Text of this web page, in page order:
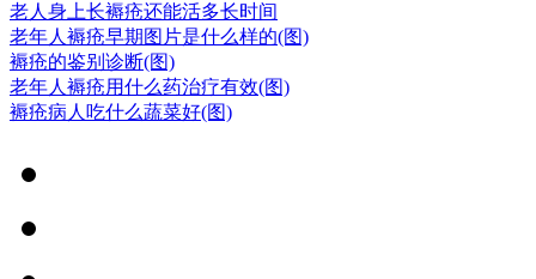
研究与治疗近二十
年，在理论上提出
了褥疮病理实质
为“气血大亏，热毒
老人身上长褥疮还能活多长时间
老年人褥疮早期图片是什么样的(图)
褥疮的鉴别诊断(图)
老年人褥疮用什么药治疗有效(图)
褥疮病人吃什么蔬菜好(图)